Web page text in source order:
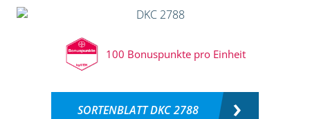
100 Bonuspunkte pro Einheit
SORTENBLATT DKC 2788